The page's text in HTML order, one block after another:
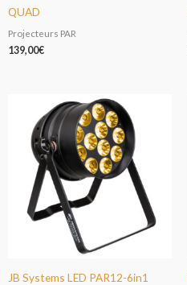
QUAD
Projecteurs PAR
139,00€
JB Systems LED PAR12-6in1